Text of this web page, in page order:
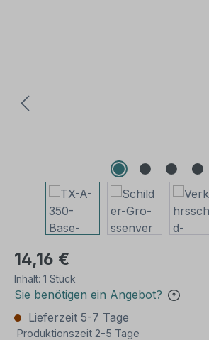
14,16 €
Inhalt: 1 Stück
Sie benötigen ein Angebot?
Lieferzeit 5-7 Tage
Produktionszeit 2-5 Tage